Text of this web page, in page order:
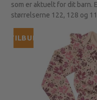
som er aktuelt for dit barn.
størrelserne 122, 128 og
TILBUD